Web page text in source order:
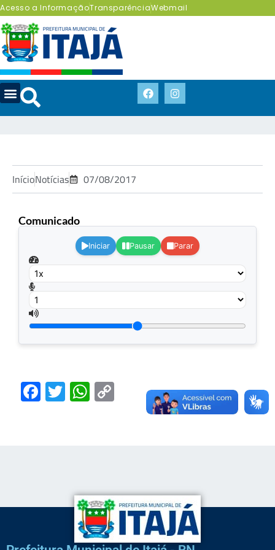
Acesso a InformaçãoTransparênciaWebmail
InícioNotícias 07/08/2017
Comunicado
Iniciar Pausar Parar
Facebook
TwitterWhatsApp
Copy
Link